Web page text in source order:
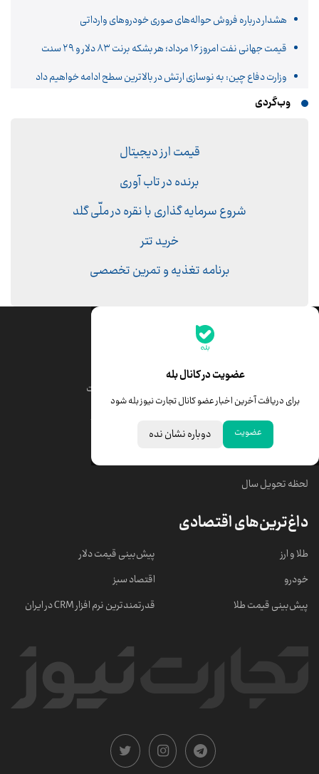
هشدار درباره فروش حواله‌های صوری خودروهای وارداتی
قیمت جهانی نفت امروز ۱۶ مرداد؛ هر بشکه برنت ۸۳ دلار و ۲۹ سنت
وزارت دفاع چین: به نوسازی ارتش در بالاترین سطح ادامه خواهیم داد
وب‌گردی
قیمت ارز دیجیتال
برنده در تاب آوری
شروع سرمایه گذاری با نقره در ملّی گلد
خرید تتر
برنامه تغذیه و تمرین تخصصی
عضویت در کانال بله
برای دریافت آخرین اخبار عضو کانال تجارت نیوز بله شود
عضویت دوباره نشان نده
جدیدترین قیمت‌ها
قیمت درهم امارات
خبرهای مهم
لحظه تحویل سال
داغ‌ترین‌های اقتصادی
طلا و ارز
خودرو
پیش‌بینی قیمت طلا
پیش‌بینی قیمت دلار
اقتصاد سبز
قدرتمندترین نرم‌ افزار CRM در ایران